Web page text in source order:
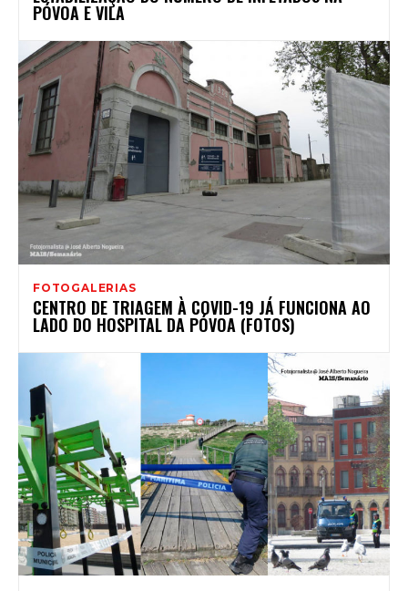
PÓVOA E VILA
FOTOGALERIAS
CENTRO DE TRIAGEM À COVID-19 JÁ FUNCIONA AO
LADO DO HOSPITAL DA PÓVOA (FOTOS)